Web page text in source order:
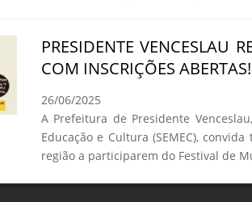
PRESIDENTE VENCESLAU
COM INSCRIÇÕES ABERTAS!
26/06/2025
A Prefeitura de Presidente
Educação e Cultura (SEMEC),
região a participarem do Festival de